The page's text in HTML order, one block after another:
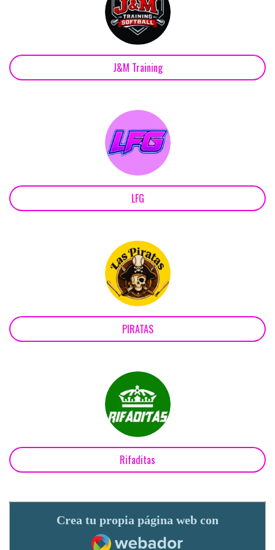
J&M Training
LFG
PIRATAS
Rifaditas
Crea tu propia página web con
Webador